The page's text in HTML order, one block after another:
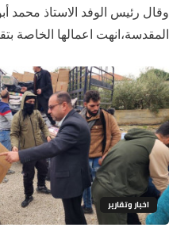
وقال رئيس الوفد الاستاذ محمد
المقدسة،انهت اعمالها الخاصة
اخبار وتقارير